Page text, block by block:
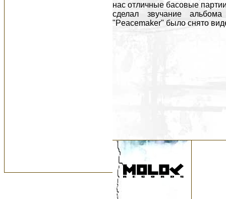
нас отличные басовые
сделал звучание
"Peacemaker" было снято